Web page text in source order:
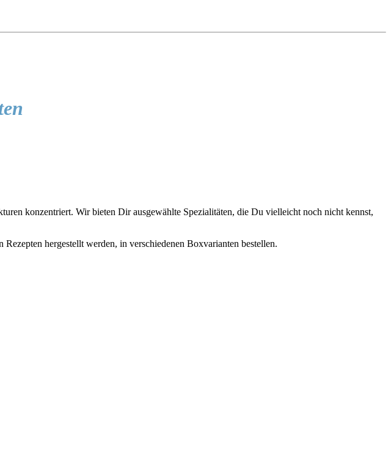
konzentriert. Wir bieten Dir ausgewählte Spezialitäten, die Du vielleicht noch nicht kennst,
hergestellt werden, in verschiedenen Boxvarianten bestellen.